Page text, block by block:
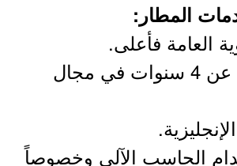
العامة فأعلى.
- خبرة لا تقل عن 4 سنوات في مجال
الحاسب الآلي وخصوصاً